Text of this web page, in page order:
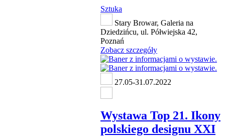
Sztuka
Stary Browar, Galeria na
Dziedzińcu, ul. Półwiejska 42,
Poznań
Zobacz szczegóły
27.05-31.07.2022
Wystawa Top 21. Ikony
polskiego designu XXI